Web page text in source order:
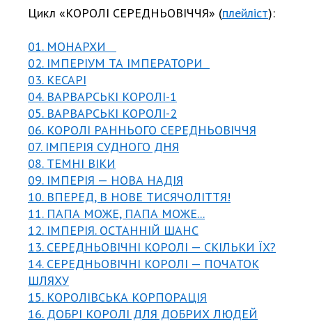
Цикл «КОРОЛІ СЕРЕДНЬОВІЧЧЯ» (плейліст):
01. МОНАРХИ
02. ІМПЕРІУМ ТА ІМПЕРАТОРИ
03. КЕСАРІ
04. ВАРВАРСЬКІ КОРОЛІ-1
05. ВАРВАРСЬКІ КОРОЛІ-2
06. КОРОЛІ РАННЬОГО СЕРЕДНЬОВІЧЧЯ
07. ІМПЕРІЯ СУДНОГО ДНЯ
08. ТЕМНІ ВІКИ
09. ІМПЕРІЯ — НОВА НАДІЯ
10. ВПЕРЕД, В НОВЕ ТИСЯЧОЛІТТЯ!
11. ПАПА МОЖЕ, ПАПА МОЖЕ...
12. ІМПЕРІЯ. ОСТАННІЙ ШАНС
13. СЕРЕДНЬОВІЧНІ КОРОЛІ — СКІЛЬКИ ЇХ?
14. СЕРЕДНЬОВІЧНІ КОРОЛІ — ПОЧАТОК
ШЛЯХУ
15. КОРОЛІВСЬКА КОРПОРАЦІЯ
16. ДОБРІ КОРОЛІ ДЛЯ ДОБРИХ ЛЮДЕЙ